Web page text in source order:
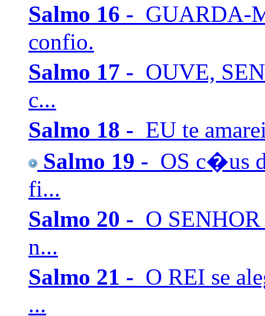
Salmo 16 - GUARDA-
confio.
Salmo 17 - OUVE,
c...
Salmo 18 - EU te
Salmo 19 - OS c�us
fi...
Salmo 20 - O
n...
Salmo 21 - O REI se
...